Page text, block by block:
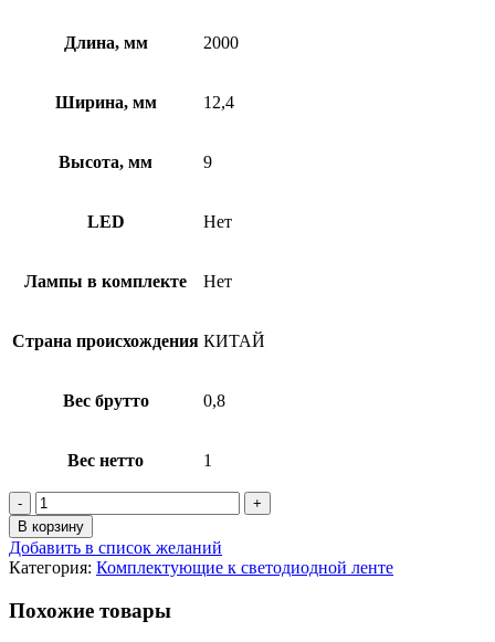
Длина, мм 2000
Ширина, мм 12,4
Высота, мм 9
LED Нет
Лампы в комплекте Нет
Страна происхождения КИТАЙ
Вес брутто 0,8
Вес нетто 1
В корзину
Добавить в список желаний
Категория: Комплектующие к светодиодной ленте
Похожие товары